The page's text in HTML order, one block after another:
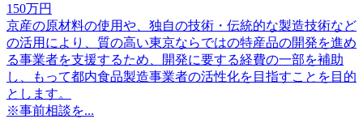
150万円
京産の原材料の使用や、独自の技術・伝統的な製造技術など
の活用により、質の高い東京ならではの特産品の開発を進め
る事業者を支援するため、開発に要する経費の一部を補助
し、もって都内食品製造事業者の活性化を目指すことを目的
とします。
※事前相談を...